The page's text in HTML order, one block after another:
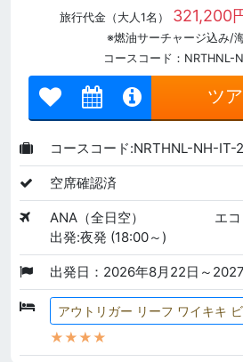
旅行代金（大人1名） 321,200
※燃油サーチャージ込み/
コースコード：NRTHNL-
ツ
コースコード:NRTHNL-NH-IT-
空席確認済
ANA（全日空）
エ
出発:夜発 (18:00～)
出発日：2026年8月22日～
アウトリガー リーフ ワイキキ
★★★★